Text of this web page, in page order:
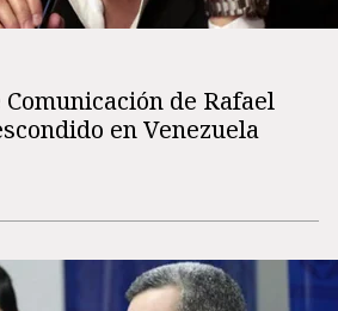
de Rafael
en Venezuela